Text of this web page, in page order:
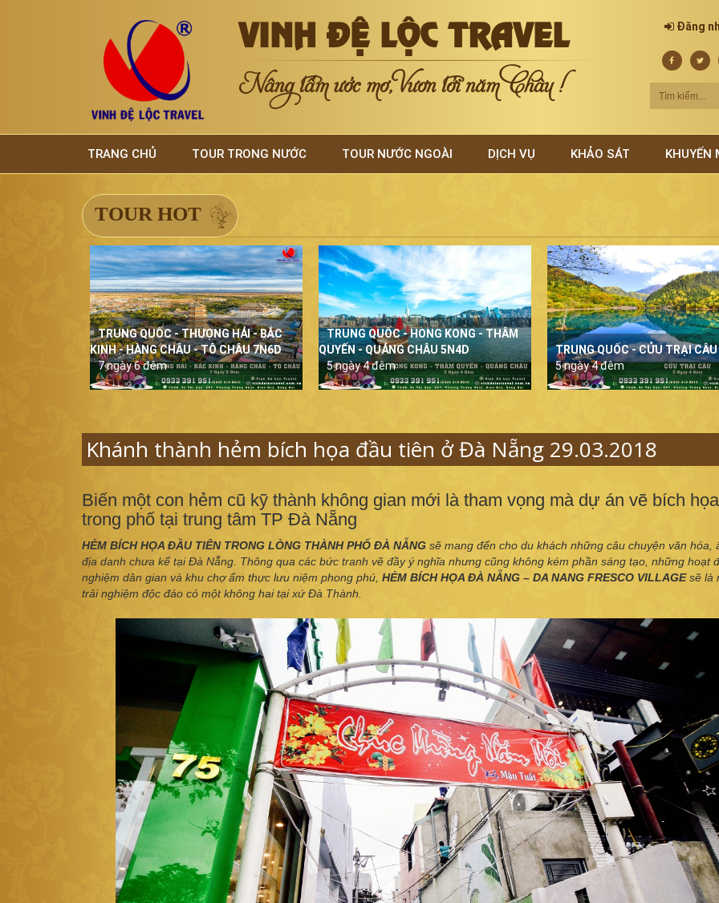
VINH ĐỆ LỘC TRAVEL
Nâng tầm ước mơ, Vươn tới năm Châu !
Đăng
TRANG CHỦ TOUR TRONG NƯỚC TOUR NƯỚC NGOÀI DỊCH VỤ KHẢO SÁT KHUYẾN
TOUR HOT
TRUNG QUỐC - THƯỢNG HẢI - BẮC
KINH - HÀNG CHÂU - TÔ CHÂU 7N6D
7 ngày 6 đêm
TRUNG QUỐC - HONG KONG - THÂM
QUYẾN - QUẢNG CHÂU 5N4D
5 ngày 4 đêm
TRUNG QUỐC - CỬU TRẠI
5 ngày 4 đêm
Khánh thành hẻm bích họa đầu tiên ở Đà Nẵng 29.03.2018
Biến một con hẻm cũ kỹ thành không gian mới là tham vọng mà dự án vẽ bích họa
trong phố tại trung tâm TP Đà Nẵng
HẺM BÍCH HỌA ĐẦU TIÊN TRONG LÒNG THÀNH PHỐ ĐÀ NẴNG sẽ mang đến cho du khách những câu chuyện văn hóa,
địa danh chưa kể tại Đà Nẵng. Thông qua các bức tranh vẽ đầy ý nghĩa nhưng cũng không kém phần sáng tạo, những hoạt
nghiệm dân gian và khu chợ ẩm thực lưu niệm phong phú, HẺM BÍCH HỌA ĐÀ NẴNG – DA NANG FRESCO VILLAGEsẽ là
trải nghiệm độc đáo có một không hai tại xứ Đà Thành.